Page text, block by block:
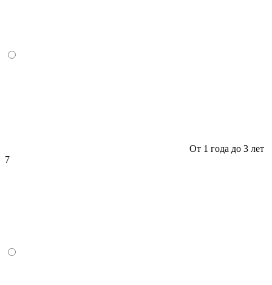
От 1 года до 3 лет
7